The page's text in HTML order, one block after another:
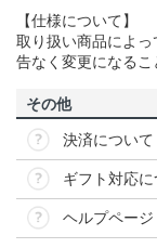
【仕様について】
取り扱い商品によ
告なく変更になるこ
その他
決済について
ギフト対応に
ヘルプページ